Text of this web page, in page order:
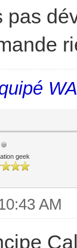
pas
geek
AM